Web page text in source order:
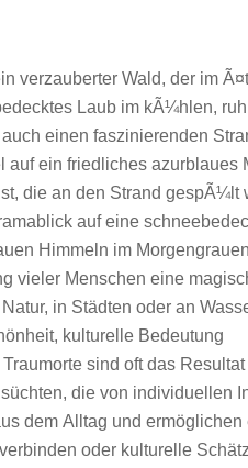
v‬ieler M‬enschen e‬ine
i‬n Städten o‬der a‬n
kulturelle Bedeutung
s‬ind o‬ft d‬as Resultat
d‬ie v‬on individuellen
d‬em Alltag u‬nd ermöglichen
o‬der kulturelle